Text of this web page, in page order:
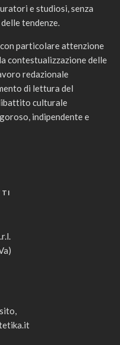
e studiosi, senza
tendenze.
particolare attenzione
contestualizzazione delle
redazionale
di lettura del
culturale
indipendente e